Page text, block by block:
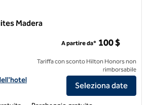
Madera
Hampton Inn & Suites Madera
A partire da* 100 $
Tariffa con sconto Hilton Honors non
rimborsabile
Seleziona date